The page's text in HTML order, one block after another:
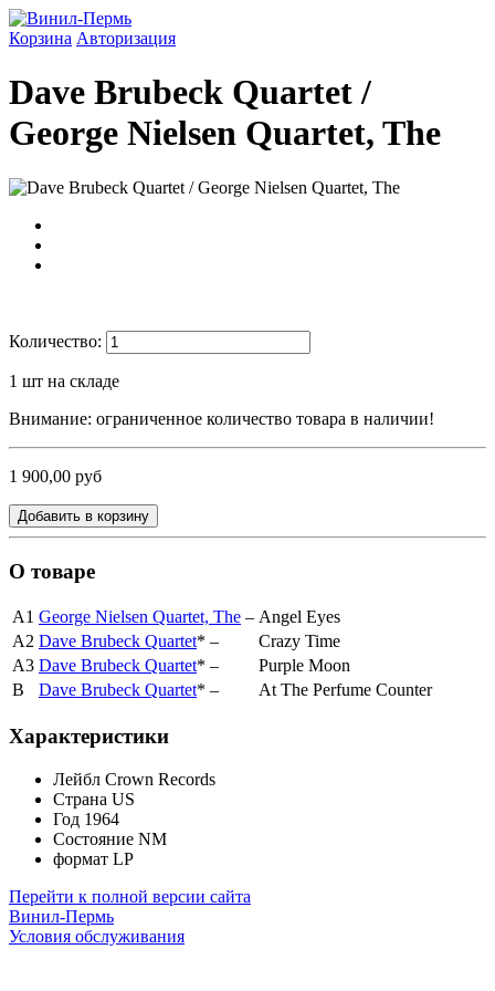
Корзина Авторизация
Dave Brubeck Quartet /
George Nielsen Quartet, The
Количество:
1 шт на складе
Внимание: ограниченное количество товара в наличии!
1 900,00 руб
Добавить в корзину
О товаре
A1 George Nielsen Quartet, The – Angel Eyes
A2 Dave Brubeck Quartet* –
Crazy Time
A3 Dave Brubeck Quartet* –
Purple Moon
B
Dave Brubeck Quartet* – At The Perfume Counter
Характеристики
Лейбл Crown Records
Страна US
Год 1964
Состояние NM
формат LP
Перейти к полной версии сайта
Винил-Пермь
Условия обслуживания